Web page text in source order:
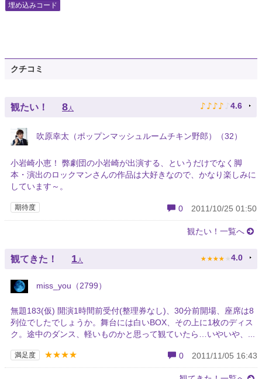
埋め込みコード
クチコミ
観たい！ 8人 ♪ ♪ ♪ ♪ ♪ 4.6
吹原幸太（ポップンマッシュルームチキン野郎）（32）
小岩崎小恵！ 弊劇団の小岩崎が出演する、というだけでなく脚
本・演出のロックマンさんの作品は大好きなので、かなり楽しみに
しています～。
期待度 0 2011/10/25 01:50
観たい！一覧へ
観てきた！ 1 人 ★ ★ ★ ★ ★ 4.0
miss_you（2799）
無題183(仮) 開演1時間前受付(整理券なし)、30分前開場、座席は8
列位でしたでしょうか。舞台には白いBOX、その上に1枚のディス
ク。途中のダンス、軽いものかと思って観ていたら…いやいや、...
満足度 ★★★★ 0 2011/11/05 16:43